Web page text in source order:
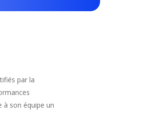
par la
à son équipe un